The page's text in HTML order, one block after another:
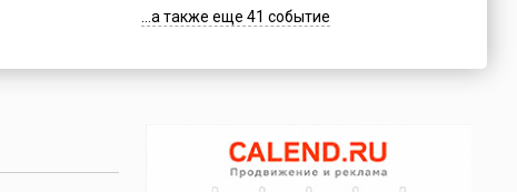
...а также еще 41 событие